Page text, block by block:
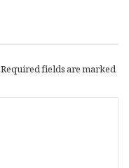
Required fields are marked